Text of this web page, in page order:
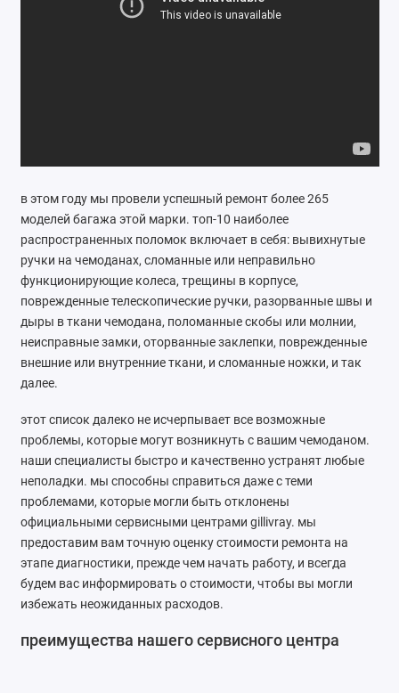
в этом году мы провели успешный ремонт более 265
моделей багажа этой марки. топ-10 наиболее
распространенных поломок включает в себя: вывихнутые
ручки на чемоданах, сломанные или неправильно
функционирующие колеса, трещины в корпусе,
поврежденные телескопические ручки, разорванные швы и
дыры в ткани чемодана, поломанные скобы или молнии,
неисправные замки, оторванные заклепки, поврежденные
внешние или внутренние ткани, и сломанные ножки, и так
далее.
этот список далеко не исчерпывает все возможные
проблемы, которые могут возникнуть с вашим чемоданом.
наши специалисты быстро и качественно устранят любые
неполадки. мы способны справиться даже с теми
проблемами, которые могли быть отклонены
официальными сервисными центрами gillivray. мы
предоставим вам точную оценку стоимости ремонта на
этапе диагностики, прежде чем начать работу, и всегда
будем вас информировать о стоимости, чтобы вы могли
избежать неожиданных расходов.
преимущества нашего сервисного центра